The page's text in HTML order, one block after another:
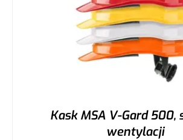
Kask MSA V-Gard 500,
wentylacji